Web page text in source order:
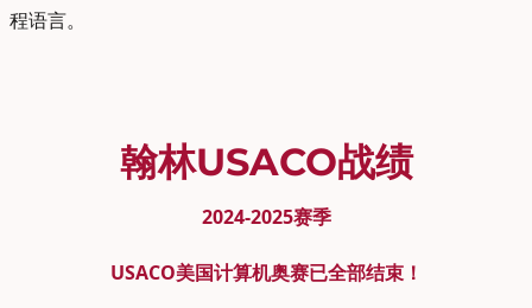
程语言。
翰林USACO战绩
2024-2025赛季
USACO美国计算机奥赛已全部结束！